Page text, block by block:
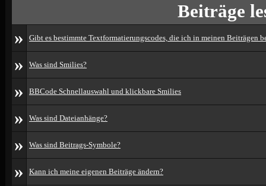
Beiträge
»
Gibt es bestimmte Textformatierungscodes, die ich in meinen Beiträgen
» Was sind Smilies?
» BBCode Schnellauswahl und klickbare Smilies
» Was sind Dateianhänge?
» Was sind Beitrags-Symbole?
» Kann ich meine eigenen Beiträge ändern?